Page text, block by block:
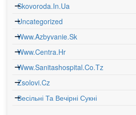
Skovoroda.in.ua
Uncategorized
Www.azbyvanie.sk
Www.centra.hr
Www.sanitashospital.co.tz
Zsolovi.cz
Весільні Та Вечірні Сукні